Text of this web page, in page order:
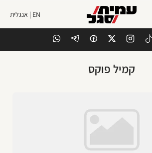
EN | אנגלית
קמיל פוקס